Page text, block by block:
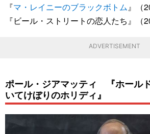
『マ・レイニーのブラックボトム』（
『ビール・ストリートの恋人たち』（
ADVERTISEMENT
ポール・ジアマッティ 『ホール
いてけぼりのホリディ』